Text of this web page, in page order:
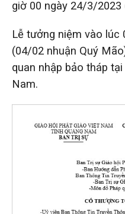
giờ 00 ngày 24/3/
Lễ tưởng niệm vào lúc
(04/02 nhuận Quý
quan nhập bảo tháp
Nam.